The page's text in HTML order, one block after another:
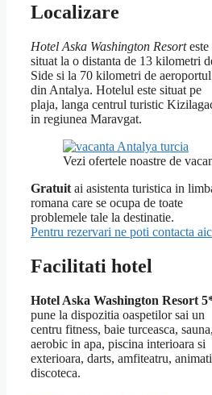
Localizare
Hotel Aska Washington Resorteste
situat la o distanta de 13 kilometri
Side si la 70 kilometri de aeroportul
din Antalya. Hotelul este situat pe
plaja, langa centrul turistic
in regiunea Maravgat.
Vezi ofertele noastre de
Gratuit ai asistenta turistica in
romana care se ocupa de toate
problemele tale la destinatie.
Pentru rezervari ne poti contacta
Facilitati hotel
Hotel Aska Washington Resort
pune la dispozitia oaspetilor sai un
centru fitness, baie turceasca, sauna,
aerobic in apa, piscina interioara si
exterioara, darts, amfiteatru,
discoteca.